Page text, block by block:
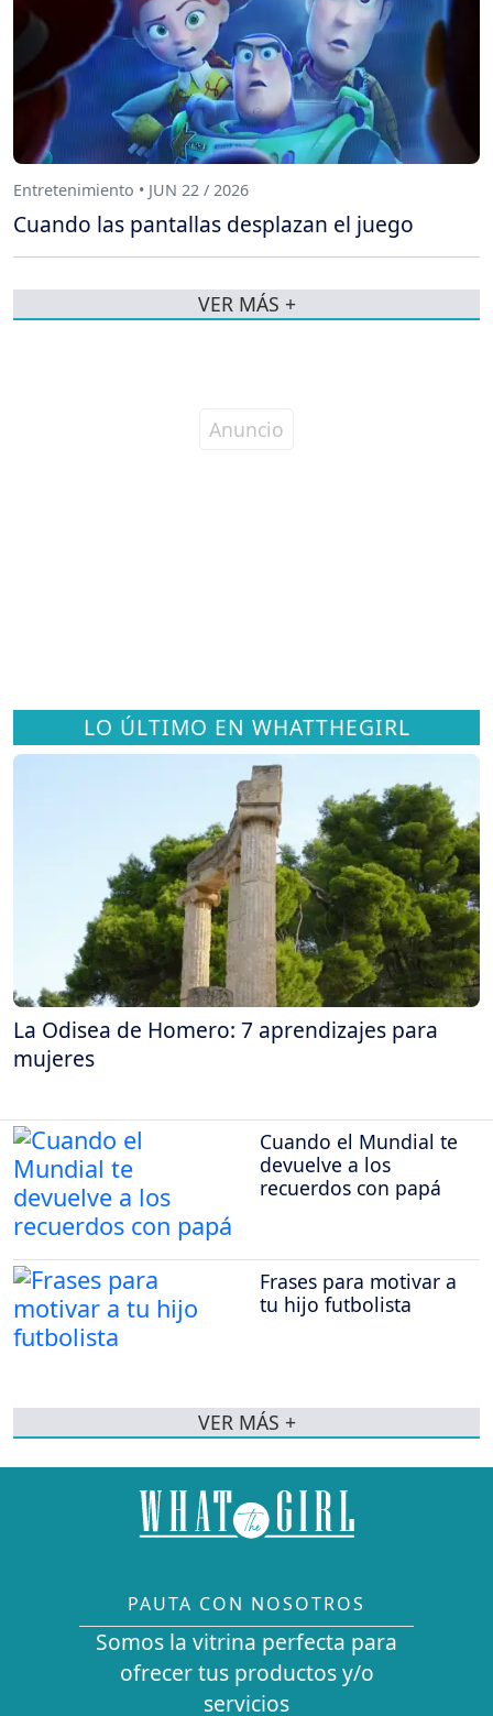
LO ÚLTIMO EN WHATTHEGIRL
La Odisea de Homero: 7 aprendizajes para
mujeres
Cuando el Mundial te
devuelve a los
recuerdos con papá
Frases para motivar a
tu hijo futbolista
VER MÁS +
Entretenimiento • JUN 22 / 2026
Cuando las pantallas desplazan el juego
VER MÁS +
PAUTA CON NOSOTROS
Somos la vitrina perfecta para
ofrecer tus productos y/o
servicios